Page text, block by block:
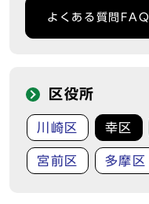
よくある質問FAQ
区役所
川崎区 幸区
宮前区 多摩区